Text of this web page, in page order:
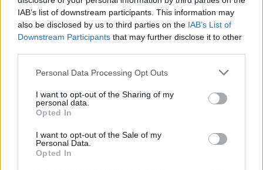
IAB’s list of downstream participants. This information may
also be disclosed by us to third parties on the IAB’s List of
Downstream Participants that may further disclose it to other
Personal Data Processing Opt Outs
I want to opt-out of the Sharing of my
personal data.
Opted In
I want to opt-out of the Sale of my
Personal Data.
Opted In
Ricerca
per
Ricerca
Puzzle non trovato.
3,80
Scarica Parole Guru